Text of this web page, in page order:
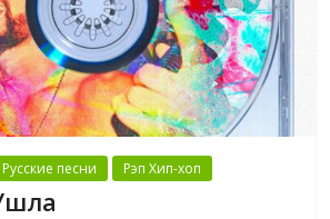
Русские песни Рэп Хип-хоп